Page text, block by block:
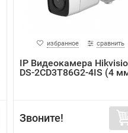
избранное сравнить
IP Видеокамера
DS-2CD3T86G2-4IS (4
Звоните!